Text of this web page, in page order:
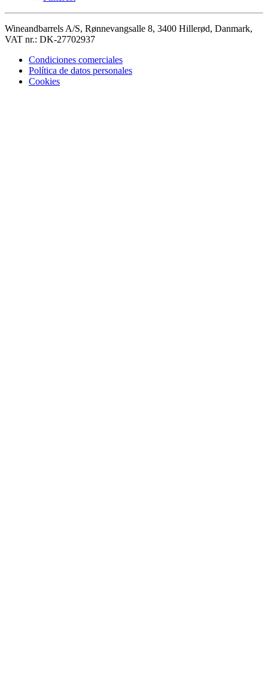
Wineandbarrels A/S, Rønnevangsalle 8, 3400 Hillerød, Danmark,
VAT nr.: DK-27702937
Condiciones comerciales
Política de datos personales
Cookies